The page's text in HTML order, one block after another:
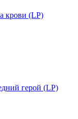
крови (LP)
герой (LP)